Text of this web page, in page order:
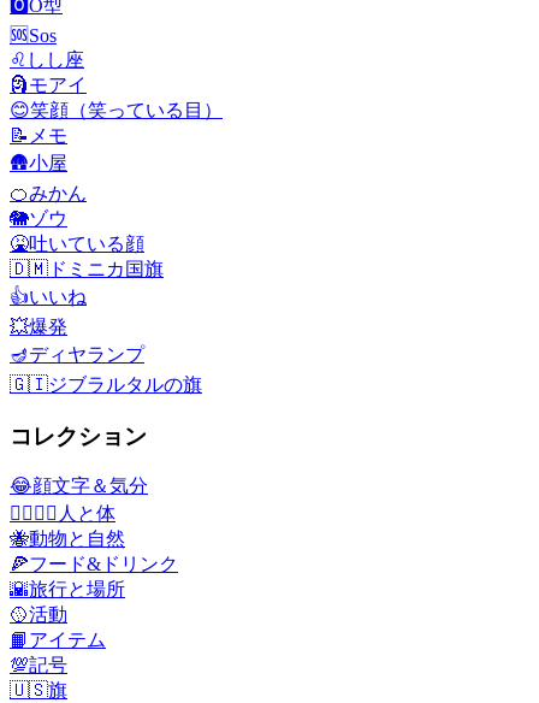
🅾️ O型
🆘Sos
♌ しし座
🗿モアイ
😊笑顔（笑っている目）
📝 メモ
🛖小屋
🍊みかん
🐘ゾウ
🤮吐いている顔
🇩🇲 ドミニカ国旗
👍いいね
💥爆発
🪔ディヤランプ
🇬🇮ジブラルタルの旗
コレクション
😂顔文字＆気分
👩‍❤️‍💋‍👨 人と体
🐝動物と自然
🍕フード&ドリンク
🌇旅行と場所
🥎活動
📙 アイテム
💯記号
🇺🇸旗